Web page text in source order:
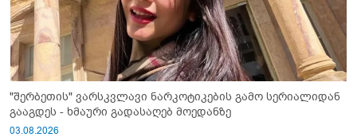
"შერბეთის" ვარსკვლავი ნარკოტიკების გამო სერიალიდან
გააგდეს - ხმაური გადასაღებ მოედანზე
03.08.2026